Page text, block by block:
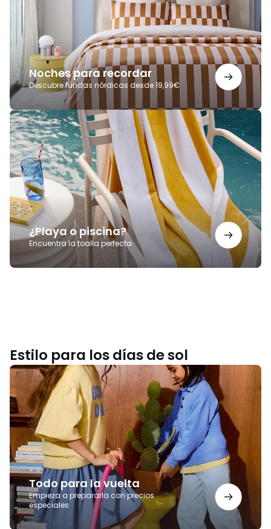
Noches para recordar
Descubre fundas nórdicas desde 19,99€
¿Playa o piscina?
Encuentra la toalla perfecta
¿Playa
o
piscina?
Estilo para los días de sol
Todo para la vuelta
Empieza a prepararla con precios
especiales
Todo
para
la
vuelta